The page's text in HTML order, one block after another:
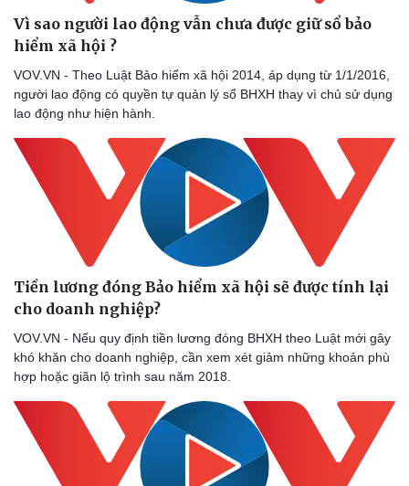
Sức khỏe
Dinh dưỡng - món ngon
Cây thuốc
Sản phụ khoa
Nhi khoa
Nam khoa
Đời sống
Nhà đẹp
Blog
Tình yêu - Gia đình
Vì sao người lao động vẫn chưa được giữ sổ bảo
hiểm xã hội ?
VOV.VN - Theo Luật Bảo hiểm xã hội 2014, áp dụng từ 1/1/2016,
người lao động có quyền tự quản lý sổ BHXH thay vì chủ sử dụng
lao động như hiện hành.
Tiền lương đóng Bảo hiểm xã hội sẽ được tính lại
cho doanh nghiệp?
VOV.VN - Nếu quy định tiền lương đóng BHXH theo Luật mới gây
khó khăn cho doanh nghiệp, cần xem xét giảm những khoản phù
hợp hoặc giãn lộ trình sau năm 2018.